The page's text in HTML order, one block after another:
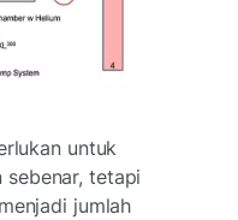
untuk
tetapi
jumlah